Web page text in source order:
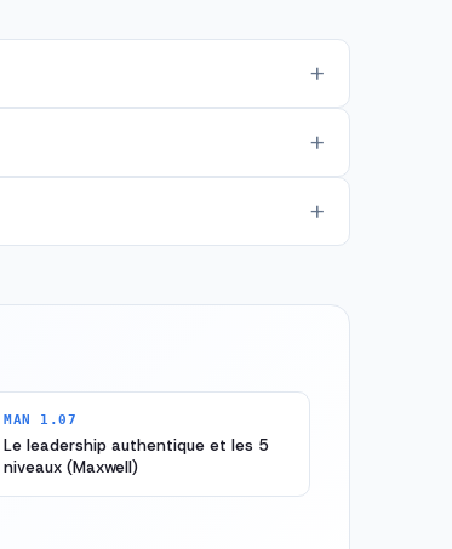
MAN 1.07
Le leadership authentique et les 5
niveaux (Maxwell)